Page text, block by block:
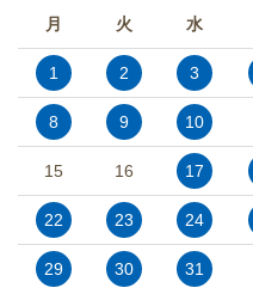
月 火 水
1 2 3
8 9 10
15 16 17
22 23 24
29 30 31